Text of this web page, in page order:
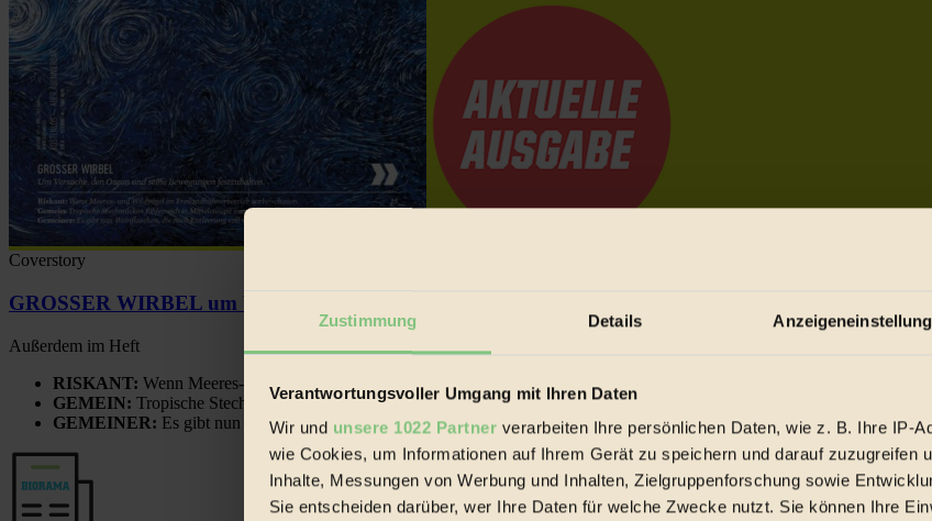
Zustimmung Details
Verantwortungsvoller Umgang mit Ihren Daten
Wir und unsere 1022 Partner verarbeiten Ihre persönlichen Daten, wie z. B. Ihre IP-
wie Cookies, um Informationen auf Ihrem Gerät zu speichern und darauf zuzugreifen
Inhalte, Messungen von Werbung und Inhalten, Zielgruppenforschung sowie
Sie entscheiden darüber, wer Ihre Daten für welche Zwecke nutzt. Sie können Ihre
Coverstory
GROSSER WIRBEL um Versuche, den Ozean und seine Bewegungen festzuhalten.
Außerdem im Heft
RISKANT: Wenn Meeres- und Wildvögel im Freilandhühnerbetrieb vorbeischauen.
GEMEIN: Tropische Stechmücken fühlen sich in Mitteleuropa inziwschen oft zu Hause.
GEMEINER: Es gibt nun Weinflaschen, die nach Entleerung voll wieder zu dir zurückkommen.